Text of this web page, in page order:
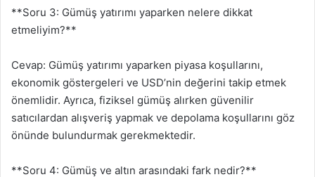
**Soru 3: Gümüş yatırımı yaparken nelere dikkat
etmeliyim?**
Cevap: Gümüş yatırımı yaparken piyasa koşullarını,
ekonomik göstergeleri ve USD’nin değerini takip etmek
önemlidir. Ayrıca, fiziksel gümüş alırken güvenilir
satıcılardan alışveriş yapmak ve depolama koşullarını göz
önünde bulundurmak gerekmektedir.
**Soru 4: Gümüş ve altın arasındaki fark nedir?**